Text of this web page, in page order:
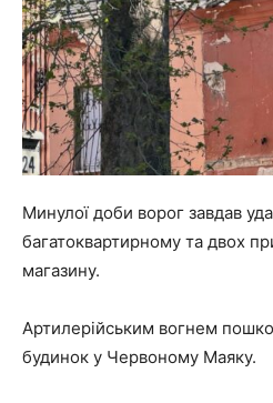
Минулої доби ворог завдав
багатоквартирному та двох
магазину.
Артилерійським вогнем
будинок у Червоному Маяку.